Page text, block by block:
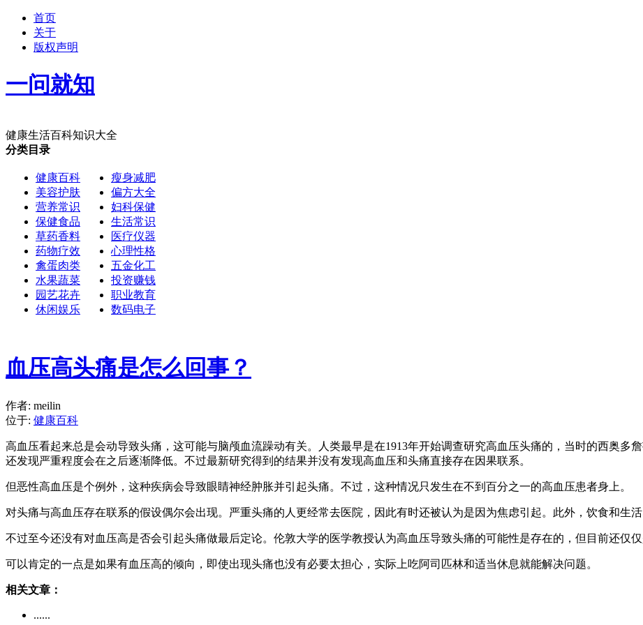
首页
关于
版权声明
一问就知
健康生活百科知识大全
分类目录
健康百科
美容护肤
营养常识
保健食品
草药香料
药物疗效
禽蛋肉类
水果蔬菜
园艺花卉
休闲娱乐
瘦身减肥
偏方大全
妇科保健
生活常识
医疗仪器
心理性格
五金化工
投资赚钱
职业教育
数码电子
血压高头痛是怎么回事？
作者: meilin
位于: 健康百科
高血压看起来总是会动导致头痛，这可能与脑颅血流躁动有关。人类最早是在1913年开始调查研究高血压头痛的，当时的西奥多
还发现严重程度会在之后逐渐降低。不过最新研究得到的结果并没有发现高血压和头痛直接存在因果联系。
但恶性高血压是个例外，这种疾病会导致眼睛神经肿胀并引起头痛。不过，这种情况只发生在不到百分之一的高血压患者身上。
对头痛与高血压存在联系的假设偶尔会出现。严重头痛的人更经常去医院，因此有时还被认为是因为焦虑引起。此外，饮食和生活
不过至今还没有对血压高是否会引起头痛做最后定论。伦敦大学的医学教授认为高血压导致头痛的可能性是存在的，但目前还仅仅
可以肯定的一点是如果有血压高的倾向，即使出现头痛也没有必要太担心，实际上吃阿司匹林和适当休息就能解决问题。
相关文章：
......